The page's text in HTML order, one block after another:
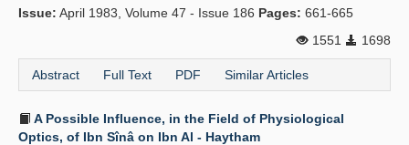
Issue: April 1983, Volume 47 - Issue 186 Pages: 661-665
1551
1698
Abstract Full Text PDF Similar Articles
A Possible Influence, in the Field of Physiological
Optics, of Ibn Sînâ on Ibn Al - Haytham